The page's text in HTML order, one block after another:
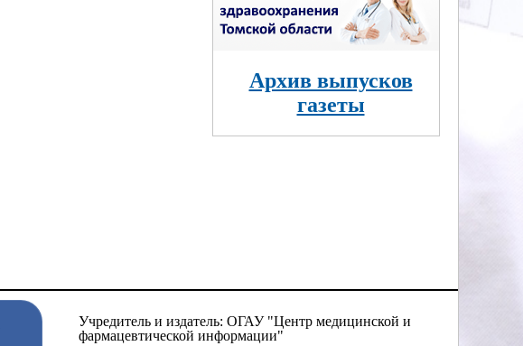
Архив выпусков
газеты
Учредитель и издатель: ОГАУ "Центр медицинской и
фармацевтической информации"